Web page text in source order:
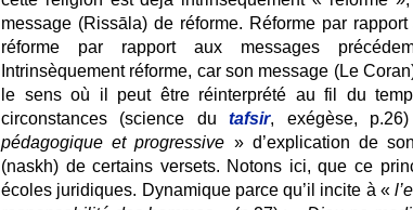
message (Rissāla) de réforme. Réforme par
réforme par rapport aux messages
Intrinsèquement réforme, car son message (Le
le sens où il peut être réinterprété au fil du
circonstances (science dutafsir, exégèse,
pédagogique et progressive » d’explication de
(naskh) de certains versets. Notons ici, que ce
écoles juridiques. Dynamique parce qu’il incite à «